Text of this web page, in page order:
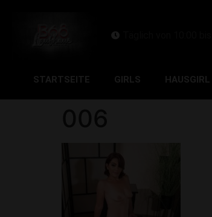
STARTSEITE GIRLS HAUSGIRL